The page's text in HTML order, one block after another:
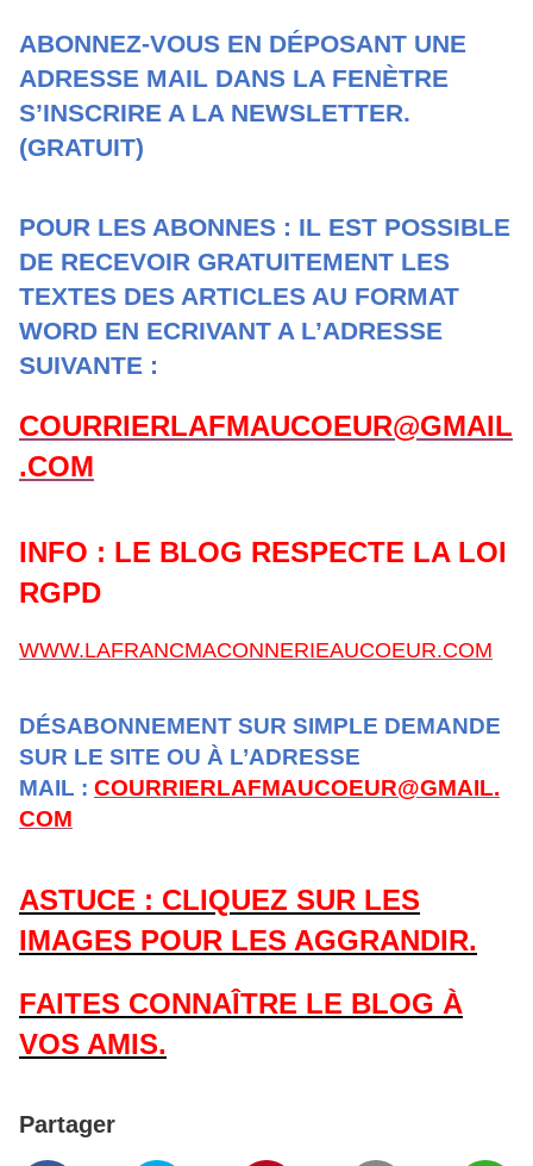
ABONNEZ-VOUS EN DÉPOSANT UNE
ADRESSE MAIL DANS LA FENÈTRE
S’INSCRIRE A LA NEWSLETTER.
(GRATUIT)
POUR LES ABONNES : IL EST POSSIBLE
DE RECEVOIR GRATUITEMENT LES
TEXTES DES ARTICLES AU FORMAT
WORD EN ECRIVANT A L’ADRESSE
SUIVANTE :
COURRIERLAFMAUCOEUR@GMAIL
.COM
INFO : LE BLOG RESPECTE LA LOI
RGPD
WWW.LAFRANCMACONNERIEAUCOEUR.COM
DÉSABONNEMENT SUR SIMPLE DEMANDE
SUR LE SITE OU À L’ADRESSE
MAIL : COURRIERLAFMAUCOEUR@GMAIL.
COM
ASTUCE : CLIQUEZ SUR LES
IMAGES POUR LES AGGRANDIR.
FAITES CONNAÎTRE LE BLOG À
VOS AMIS.
Partager